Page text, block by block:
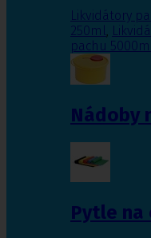
Likvidátory
250ml,
pachu
Nádoby
Pytle na